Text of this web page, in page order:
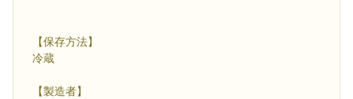
【保存方法】
冷蔵
【製造者】